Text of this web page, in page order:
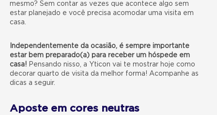
mesmo? Sem contar as vezes que acontece algo sem
estar planejado e você precisa acomodar uma visita em
casa.
Independentemente da ocasião, é sempre importante
estar bem preparado(a) para receber um hóspede em
casa! Pensando nisso, a Yticon vai te mostrar hoje como
decorar quarto de visita da melhor forma! Acompanhe as
dicas a seguir.
Aposte em cores neutras